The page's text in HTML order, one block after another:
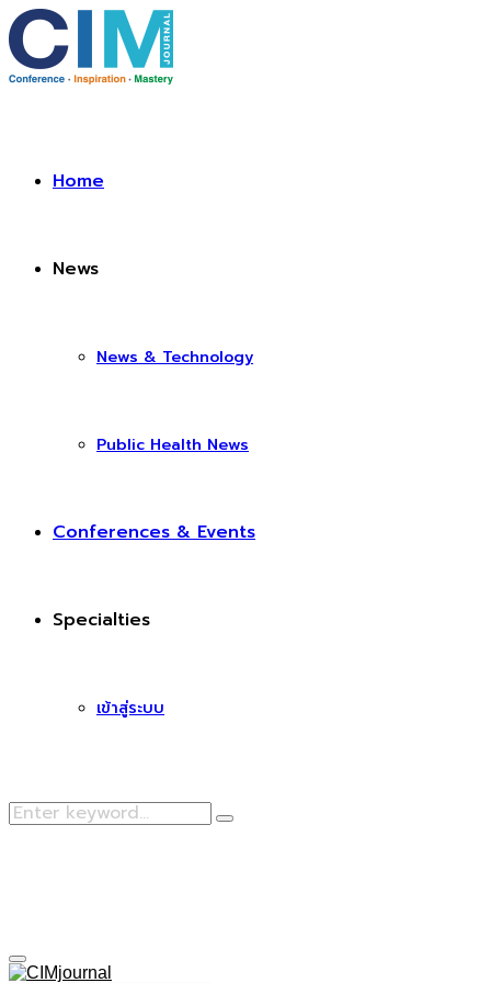
Home
News
News & Technology
Public Health News
Conferences & Events
Specialties
เข้าสู่ระบบ
Search
Search
Primary